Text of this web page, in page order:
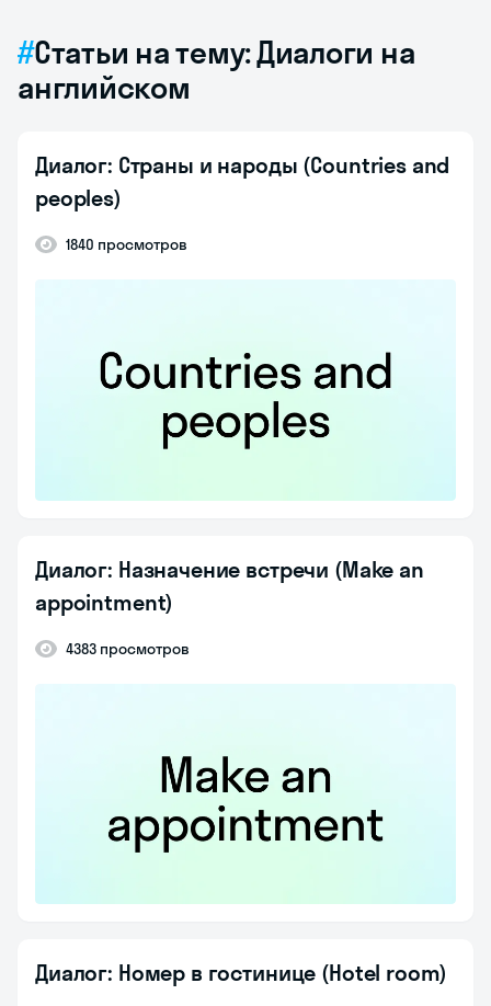
Статьи на тему: Диалоги на
английском
Диалог: Страны и народы (Countries and
peoples)
1840 просмотров
Диалог: Назначение встречи (Make an
appointment)
4383 просмотров
Диалог: Номер в гостинице (Hotel room)